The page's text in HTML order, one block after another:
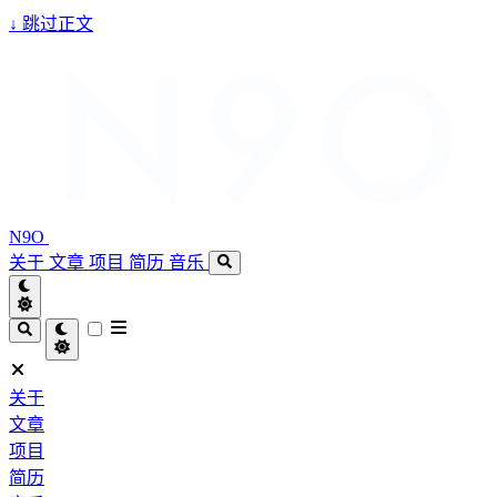
↓ 跳过正文
N9O
关于 文章 项目 简历 音乐
关于
文章
项目
简历